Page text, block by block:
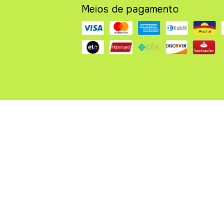
Meios de pagamento